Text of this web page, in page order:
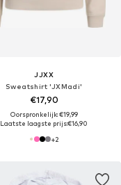
JJXX
Sweatshirt 'JXMadi'
€17,90
Oorspronkelijk: €19,99
Laatste laagste prijs:€16,90
+2